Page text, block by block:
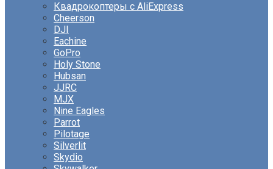
Квадрокоптеры с AliExpress
Cheerson
DJI
Eachine
GoPro
Holy Stone
Hubsan
JJRC
MJX
Nine Eagles
Parrot
Pilotage
Silverlit
Skydio